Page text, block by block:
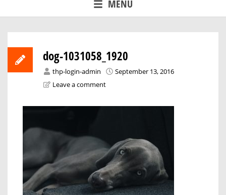
MENU
dog-1031058_1920
thp-login-admin
September 13, 2016
Leave a comment